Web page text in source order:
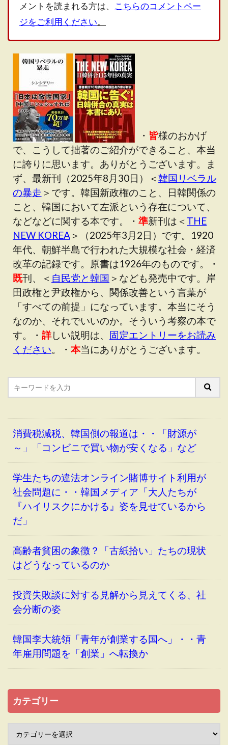
メントを読まれる方は、 こちらのコメントペー
ジをご利用ください。
・ 皆様のおかげ
で、こうして拙著のご紹介ができること、本当
に誇りに思います。ありがとうございます。ま
ず、最新刊（2025年8月30日）＜韓国リベラル
の暴走 ＞です。韓国新政権のこと、日韓関係の
こと、韓国において左派という存在について、
などなどに関する本です。・ 準新刊は＜ THE
NEW KOREA＞（2025年3月2日）です。1920
年代、朝鮮半島で行われた大規模な社会・経済
改革の記録です。原書は1926年のものです。・
既刊、＜ 自民党と韓国 ＞なども発売中です。岸
田政権と尹政権から、関係改善という言葉が
「すべての前提」になっています。本当にそう
なのか、それでいいのか。そういう考察の本で
す。・ 詳しい説明は、 固定エントリーをお読み
ください。・ 本当にありがとうございます。
消費税減税、韓国側の報道は・・「財源が
～」「コンビニで買い物が安くなる」など
学生たちの違法オンライン賭博サイト利用が
社会問題に・・韓国メディア「大人たちが
『ハイリスクにかける』姿を見せているから
だ」
高齢者貧困の象徴？「古紙拾い」たちの現状
はどうなっているのか
投資失敗談に対する見解から見えてくる、社
会分断の姿
韓国李大統領「青年が創業する国へ」・・青
年雇用問題を「創業」へ転換か
カテゴリー